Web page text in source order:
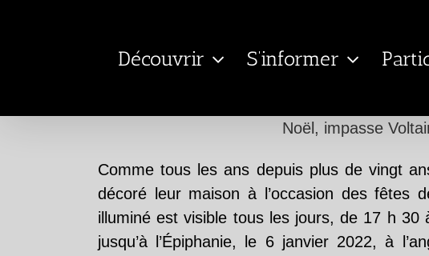
Découvrir S’informer
Noël, impasse
Comme tous les ans depuis plus de vingt
décoré leur maison à l’occasion des fêtes
illuminé est visible tous les jours, de 17 h
jusqu’à l’Épiphanie, le 6 janvier 2022, à